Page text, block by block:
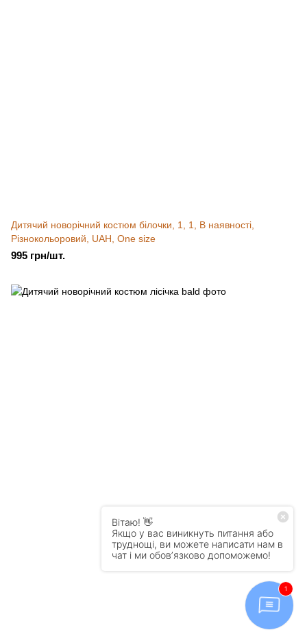
Дитячий новорічний костюм білочки, 1, 1, В наявності,
Різнокольоровий, UAH, One size
995 грн/шт.